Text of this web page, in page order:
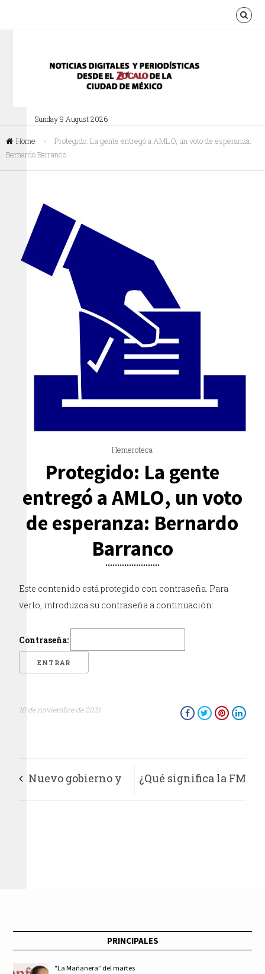
Sunday 9 August 2026
Home »
Protegido: La gente entregó a AMLO, un voto de esperanza:
Bernardo Barranco
Hemeroteca
Protegido: La gente
entregó a AMLO, un voto
de esperanza: Bernardo
Barranco
Este contenido está protegido con contraseña. Para
verlo, introduzca su contraseña a continuación:
Contraseña:
10 de noviembre de 2021
Nuevo gobierno y ¿Qué significa la FM
PRINCIPALES
"La Mañanera” del martes